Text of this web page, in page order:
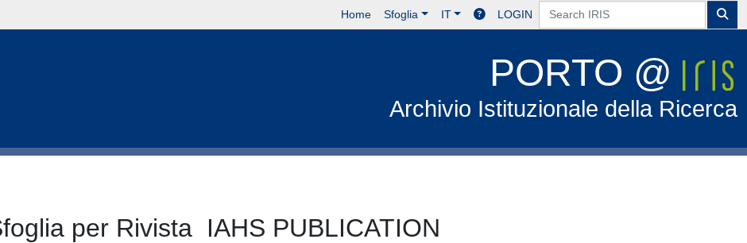
Home Sfoglia IT LOGIN
PORTO @
Archivio Istituzionale della Ricerca
per Rivista IAHS PUBLICATION